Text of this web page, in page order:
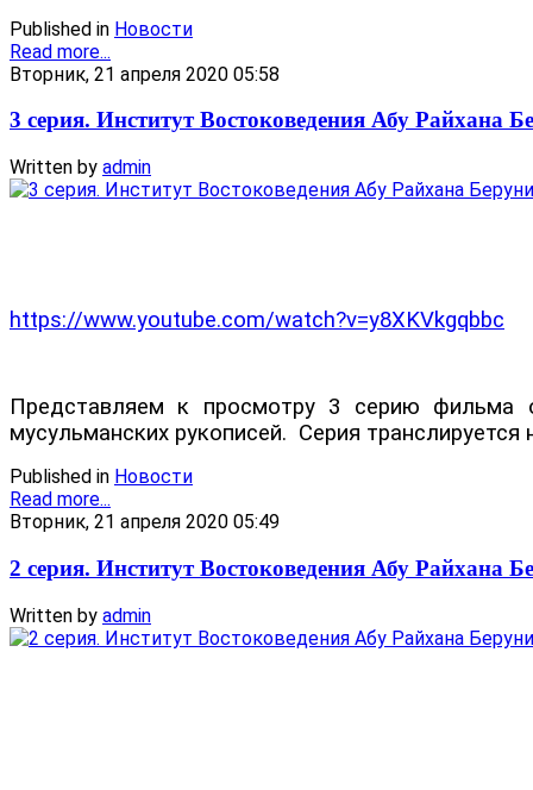
Published in Новости
Read more...
Вторник, 21 апреля 2020 05:58
3 серия. Институт Востоковедения Абу Райхана
Written by admin
https://www.youtube.com/watch?v=y8XKVkgqbbc
Представляем к просмотру 3 серию фильма
мусульманских рукописей. Серия
Published in Новости
Read more...
Вторник, 21 апреля 2020 05:49
2 серия. Институт Востоковедения Абу Райхана
Written by admin